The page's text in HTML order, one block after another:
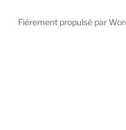
Fièrement propulsé par